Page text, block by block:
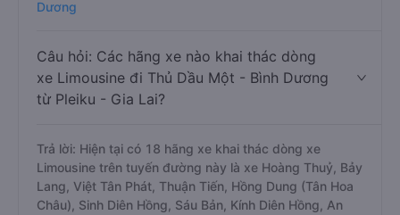
Dương
Câu hỏi: Các hãng xe nào khai thác dòng
xe Limousine đi Thủ Dầu Một - Bình Dương
từ Pleiku - Gia Lai?
Trả lời: Hiện tại có 18 hãng xe khai thác dòng xe
Limousine trên tuyến đường này là xe Hoàng Thuỷ, Bảy
Lang, Việt Tân Phát, Thuận Tiến, Hồng Dung (Tân Hoa
Châu), Sinh Diên Hồng, Sáu Bản, Kính Diên Hồng, An